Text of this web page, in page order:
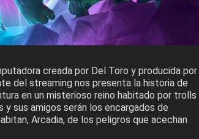
creada por Del Toro y producida por
del streaming nos presenta la historia de
en un misterioso reino habitado por trolls
y sus amigos serán los encargados de
Arcadia, de los peligros que acechan